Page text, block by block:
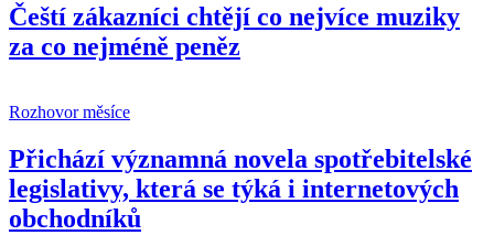
Čeští zákazníci chtějí co nejvíce muziky
za co nejméně peněz
Rozhovor měsíce
Přichází významná novela spotřebitelské
legislativy, která se týká i internetových
obchodníků